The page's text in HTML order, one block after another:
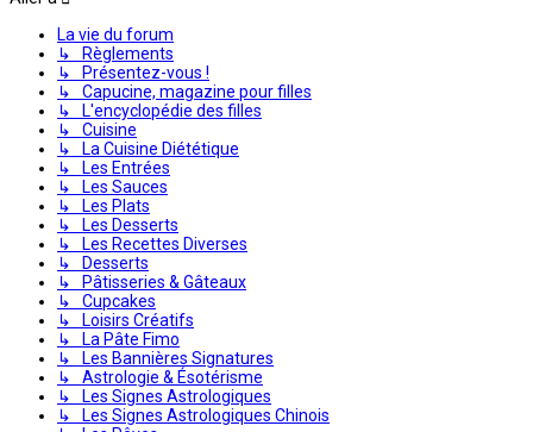
La vie du forum
↳ Règlements
↳ Présentez-vous !
↳ Capucine, magazine pour filles
↳ L'encyclopédie des filles
↳ Cuisine
↳ La Cuisine Diététique
↳ Les Entrées
↳ Les Sauces
↳ Les Plats
↳ Les Desserts
↳ Les Recettes Diverses
↳ Desserts
↳ Pâtisseries & Gâteaux
↳ Cupcakes
↳ Loisirs Créatifs
↳ La Pâte Fimo
↳ Les Bannières Signatures
↳ Astrologie & Ésotérisme
↳ Les Signes Astrologiques
↳ Les Signes Astrologiques Chinois